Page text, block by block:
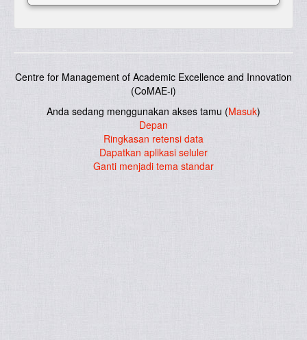
Centre for Management of Academic Excellence and Innovation
(CoMAE-i)
Anda sedang menggunakan akses tamu (Masuk)
Depan
Ringkasan retensi data
Dapatkan aplikasi seluler
Ganti menjadi tema standar